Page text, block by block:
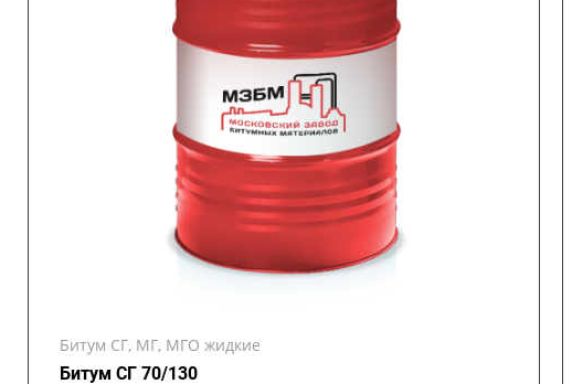
Битум СГ, МГ, МГО жидкие
Битум СГ 70/130